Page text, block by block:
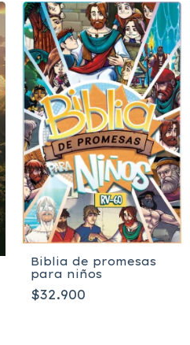
Biblia de promesas
para niños
$32.900